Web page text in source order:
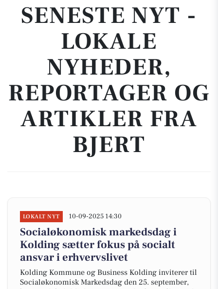
SENESTE NYT -
LOKALE
NYHEDER,
REPORTAGER OG
ARTIKLER FRA
BJERT
LOKALT NYT 10-09-2025 14:30
Socialøkonomisk markedsdag i
Kolding sætter fokus på socialt
ansvar i erhvervslivet
Kolding Kommune og Business Kolding inviterer til
Socialøkonomisk Markedsdag den 25. september,